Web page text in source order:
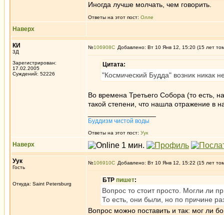
Иногда лучше молчать, чем говорить.
Ответы на этот пост: Олле
Наверх
КИ
3Д
Зарегистрирован:
17.02.2005
Суждений: 52226
№106908 Добавлено: Вт 10 Янв 12, 15:20 (15 лет
Цитата:
"Космический Будда" возник никак
Во времена Третьего Собора (то есть,
такой степени, что нашла отражение в
Буддизм чистой воды
Ответы на этот пост: Уук
Наверх
Уук
Гость
Откуда: Saint Petersburg
№106910 Добавлено: Вт 10 Янв 12, 15:22 (15 лет
БТР пишет:
Вопрос то стоит просто. Могли ли
То есть, они были, но по причине
Вопрос можно поставить и так: мог ли